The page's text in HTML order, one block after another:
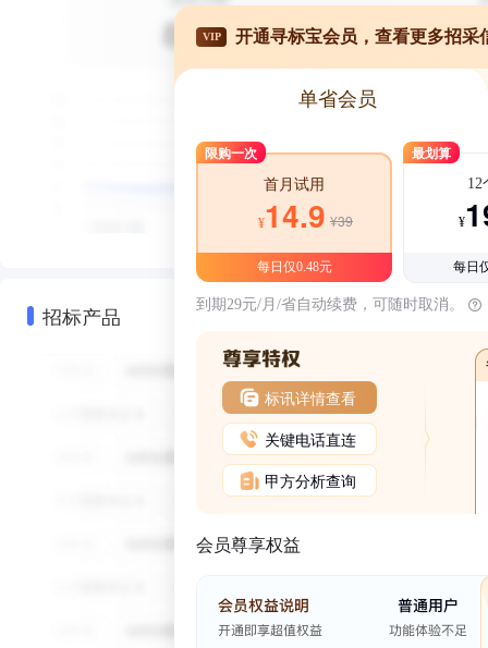
招标产品
VIP 开通寻标宝会员，查看更多招采
单省会员
限购一次
首月试用
¥14.9 ¥39
每日仅0.48元
最划算
12
¥
每日
到期29元/月/省自动续费，可随时取消。
标讯详情查看
关键电话直连
甲方分析查询
会员尊享权益